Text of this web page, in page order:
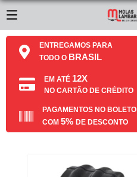
ENTREGAMOS PARA
TODO O BRASIL
EM ATÉ 12X
NO CARTÃO DE CRÉDITO
PAGAMENTOS NO BOLETO
COM 5% DE DESCONTO